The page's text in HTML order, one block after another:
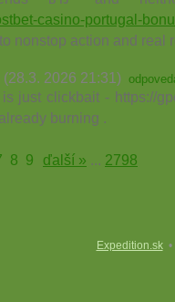
casino-portugal-
nonstop action and real
(28.3. 2026 21:31)
just clickbait - https://
burning .
8 9 ďalší » ... 2798
Expedition.sk